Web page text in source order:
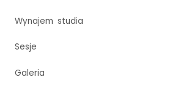
Wynajem studia
Sesje
Galeria